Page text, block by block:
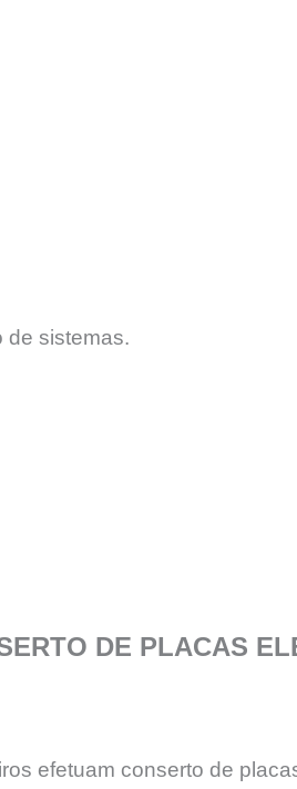
de sistemas.
DE PLACAS
efetuam conserto de